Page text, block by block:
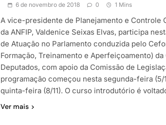
6 de novembro de 2018 0 1 Mins
A vice-presidente de Planejamento e Controle
da ANFIP, Valdenice Seixas Elvas, participa
de Atuação no Parlamento conduzida pelo
Formação, Treinamento e Aperfeiçoamento) da
Deputados, com apoio da Comissão de
programação começou nesta segunda-feira (5/
quinta-feira (8/11). O curso introdutório é
Ver mais